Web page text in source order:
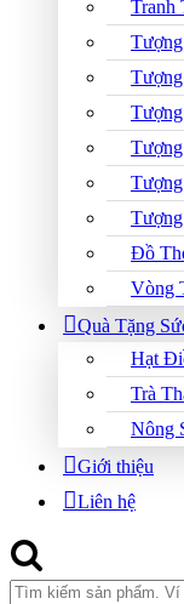
Tranh
Đồ
Vòng
Quà Tặng
Hạt
Trà
Nông
Giới thiệu
Liên hệ
Search